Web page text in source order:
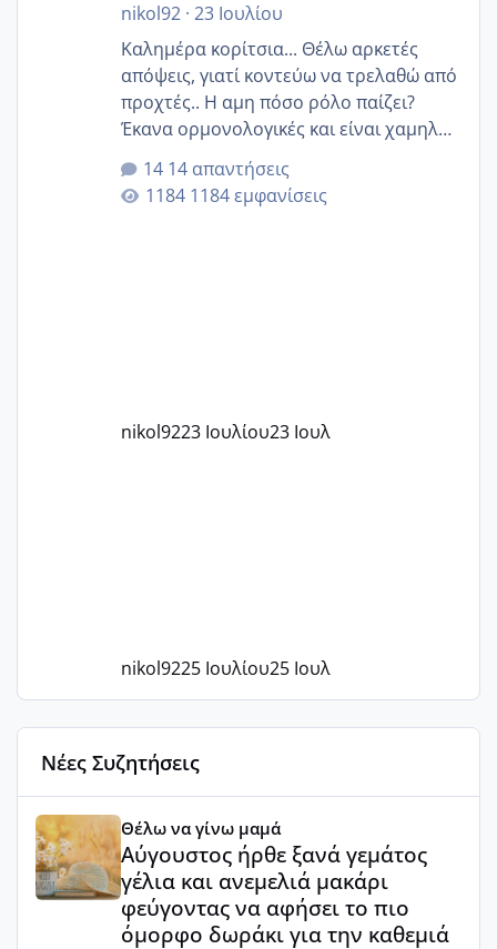
nikol92· 23 Ιουλίου
Καλημέρα κορίτσια... Θέλω αρκετές
απόψεις, γιατί κοντεύω να τρελαθώ από
προχτές.. Η αμη πόσο ρόλο παίζει?
Έκανα ορμονολογικές και είναι χαμηλή
για την ηλικία μου.. Είχα ήδη μια
εγκυμοσύνη, που έπρεπε να τερματιστεί
στην 27η εβδομάδα και προσπαθώ 7
14 απαντήσεις
1184 εμφανίσεις
nikol9223 Ιουλίου23 Ιουλ
nikol9225 Ιουλίου25 Ιουλ
Νέες Συζητήσεις
Αύγουστος ήρθε ξανά γεμάτος γέλια και ανεμελιά
Θέλω να γίνω μαμά
Αύγουστος ήρθε ξανά γεμάτος
γέλια και ανεμελιά μακάρι
φεύγοντας να αφήσει το πιο
όμορφο δωράκι για την καθεμιά